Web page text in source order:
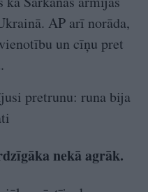
AP arī norāda,
un cīņu pret
pretrunu: runa bija
nekā agrāk.